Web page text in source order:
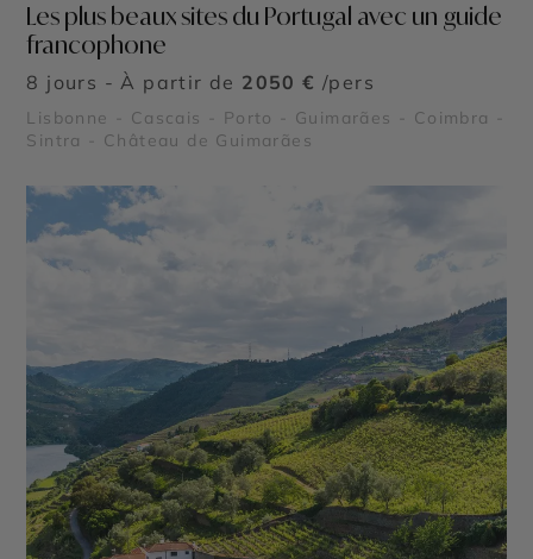
Les plus beaux sites du Portugal avec un guide
francophone
8 jours - À partir de 2050 € /pers
Lisbonne - Cascais - Porto - Guimarães - Coimbra -
Sintra - Château de Guimarães